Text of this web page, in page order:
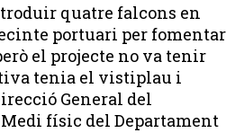
quatre falcons en
portuari per fomentar
el projecte no va tenir
tenia el vistiplau i
General del
físic del Departament